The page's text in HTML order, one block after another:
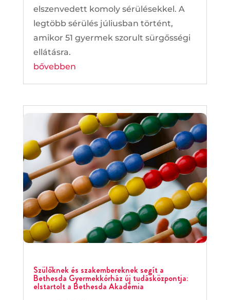
elszenvedett komoly sérülésekkel. A
legtöbb sérülés júliusban történt,
amikor 51 gyermek szorult sürgősségi
ellátásra.
bővebben
Szülőknek és szakembereknek segít a
Bethesda Gyermekkórház új tudásközpontja:
elstartolt a Bethesda Akadémia